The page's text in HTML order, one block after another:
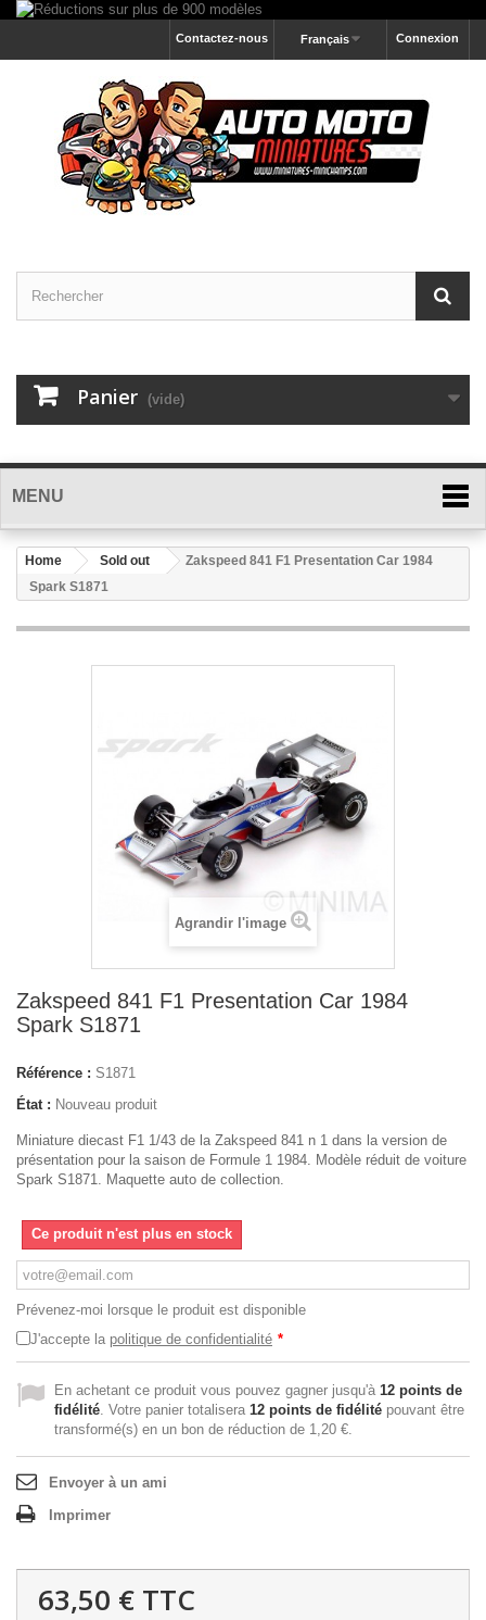
Connexion
Français
Contactez-nous
Panier (vide)
MENU
Home Sold out
Zakspeed 841 F1 Presentation Car 1984
Spark S1871
Agrandir l'image
Zakspeed 841 F1 Presentation Car 1984
Spark S1871
Référence : S1871
État : Nouveau produit
Miniature diecast F1 1/43 de la Zakspeed 841 n 1 dans la version de
présentation pour la saison de Formule 1 1984. Modèle réduit de voiture
Spark S1871. Maquette auto de collection.
Ce produit n'est plus en stock
Prévenez-moi lorsque le produit est disponible
J'accepte la politique de confidentialité *
En achetant ce produit vous pouvez gagner jusqu'à 12 points de
fidélité. Votre panier totalisera 12 points de fidélité pouvant être
transformé(s) en un bon de réduction de 1,20 €.
Envoyer à un ami
Imprimer
63,50 € TTC